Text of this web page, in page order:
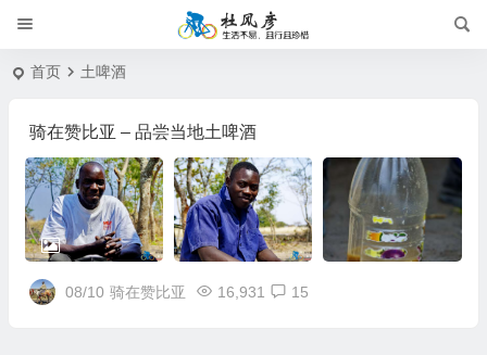
首页 土啤酒
骑在赞比亚 – 品尝当地土啤酒
08/10 骑在赞比亚 16,931 15